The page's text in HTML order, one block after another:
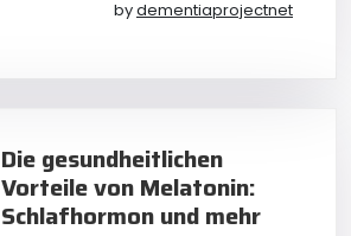
bydementiaprojectnet
Die gesundheitlichen
Vorteile von Melatonin:
Schlafhormon und mehr